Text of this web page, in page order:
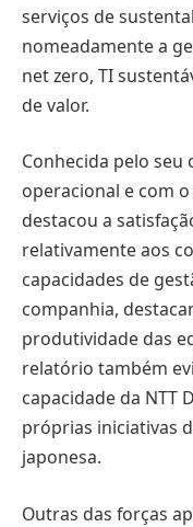
serviços de
nomeadamente a
net zero, TI
de valor.
Conhecida pelo seu
operacional e com
destacou a
relativamente aos
capacidades de
companhia,
produtividade das
relatório também
capacidade da NTT
próprias iniciativas
japonesa.
Outras das forças